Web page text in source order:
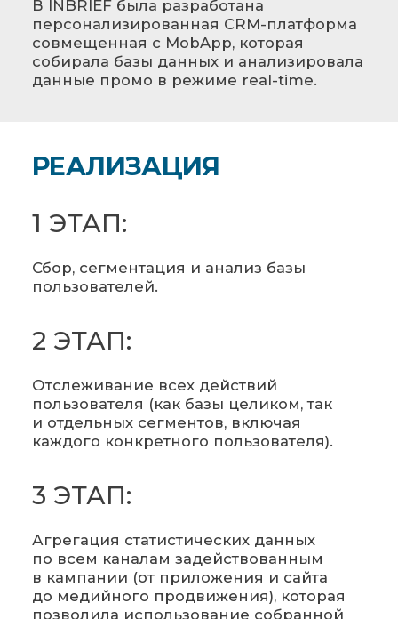
В INBRIEF была разработана
персонализированная CRM-платформа
совмещенная с MobApp, которая
собирала базы данных и анализировала
данные промо в режиме real-time.
РЕАЛИЗАЦИЯ
1 ЭТАП:
Сбор, сегментация и анализ базы
пользователей.
2 ЭТАП:
Отслеживание всех действий
пользователя (как базы целиком, так
и отдельных сегментов, включая
каждого конкретного пользователя).
3 ЭТАП:
Агрегация статистических данных
по всем каналам задействованным
в кампании (от приложения и сайта
до медийного продвижения), которая
позволила использование собранной